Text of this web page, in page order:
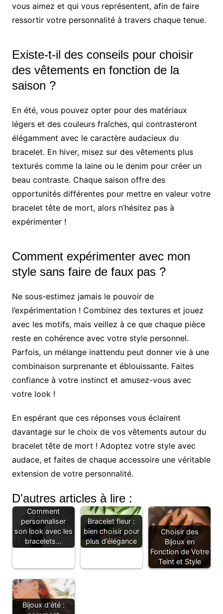
vous aimez et qui vous représentent, afin de faire
ressortir votre personnalité à travers chaque tenue.
Existe-t-il des conseils pour choisir
des vêtements en fonction de la
saison ?
En été, vous pouvez opter pour des matériaux
légers et des couleurs fraîches, qui contrasteront
élégamment avec le caractère audacieux du
bracelet. En hiver, misez sur des vêtements plus
texturés comme la laine ou le denim pour créer un
beau contraste. Chaque saison offre des
opportunités différentes pour mettre en valeur votre
bracelet tête de mort, alors n’hésitez pas à
expérimenter !
Comment expérimenter avec mon
style sans faire de faux pas ?
Ne sous-estimez jamais le pouvoir de
l’expérimentation ! Combinez des textures et jouez
avec les motifs, mais veillez à ce que chaque pièce
reste en cohérence avec votre style personnel.
Parfois, un mélange inattendu peut donner vie à une
combinaison surprenante et éblouissante. Faites
confiance à votre instinct et amusez-vous avec
votre look !
En espérant que ces réponses vous éclairent
davantage sur le choix de vos vêtements autour du
bracelet tête de mort ! Adoptez votre style avec
audace, et faites de chaque accessoire une véritable
extension de votre personnalité.
D'autres articles à lire :
Comment
personnaliser
son look avec les
bracelets…
Bracelet fleur :
bien choisir pour
plus d’élégance
Choisir des
Bijoux en
Fonction de Votre
Teint et Style
Bijoux d'été :